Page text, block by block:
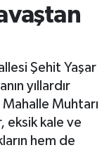
Şehit Yaşar
yıllardır
Muhtarı
eksik kale ve
hem de